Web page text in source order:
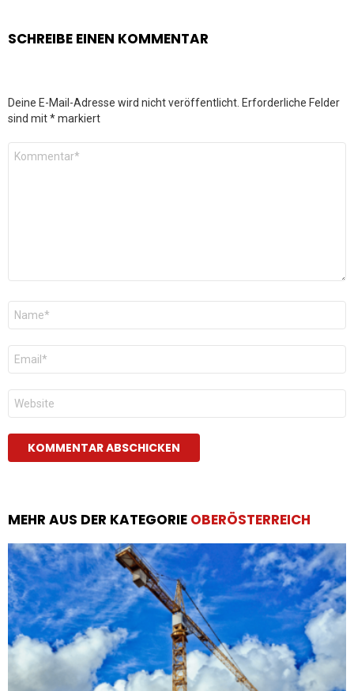
SCHREIBE EINEN KOMMENTAR
Deine E-Mail-Adresse wird nicht veröffentlicht. Erforderliche Felder
sind mit*markiert
Kommentar
Name
E-
Mail
*
Website
MEHR AUS DER KATEGORIE OBERÖSTERREICH